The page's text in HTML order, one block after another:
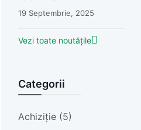
19 Septembrie, 2025
Vezi toate noutățile
Categorii
Achiziție (5)